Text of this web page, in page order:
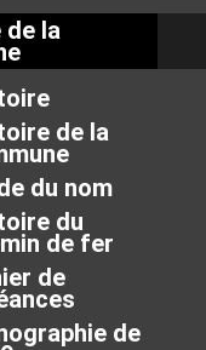
la
de la
du nom
du
de fer
de
de